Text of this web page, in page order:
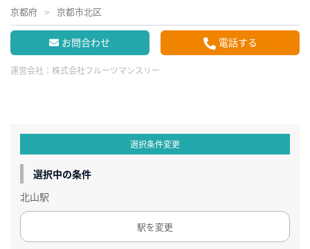
京都府 京都市北区
お問合わせ 電話する
運営会社： 株式会社フルーツマンスリー
選択条件変更
選択中の条件
北山駅
駅を変更